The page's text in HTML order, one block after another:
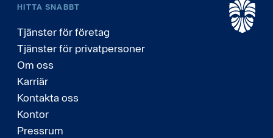
HITTA SNABBT
Tjänster för företag
Tjänster för privatpersoner
Om oss
Karriär
Kontakta oss
Kontor
Pressrum